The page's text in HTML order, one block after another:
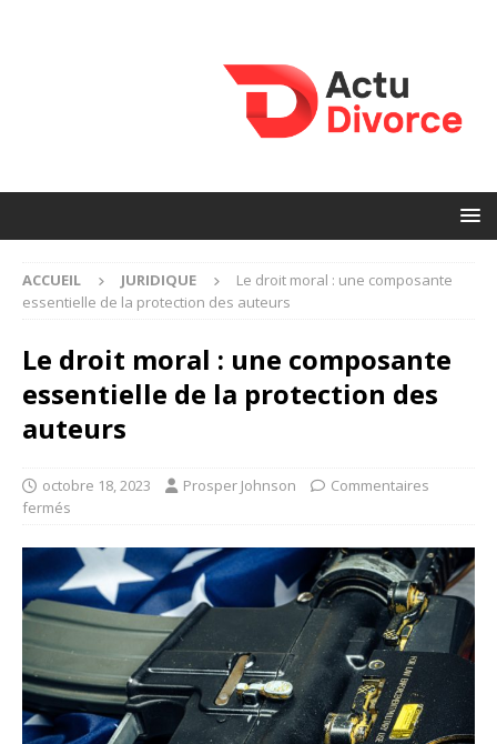
ACCUEIL JURIDIQUE
Le droit moral : une composante
essentielle de la protection des auteurs
Le droit moral : une composante
essentielle de la protection des
auteurs
octobre 18, 2023 Prosper Johnson
Commentaires
fermés